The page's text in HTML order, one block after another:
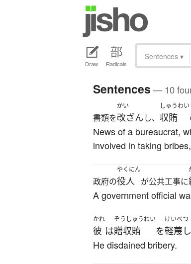
Draw Radicals
Sentences ▾
Sentences — 10
書類を
かい
改ざんし、
しゅうわい
収賄
News of a bureaucrat,
involved in taking
政府の
やくにん
役人 が公共工事に
A government official
かれ
彼 は
ぞうしゅうわい
贈収賄 を
けいべつ
軽蔑
He disdained bribery.